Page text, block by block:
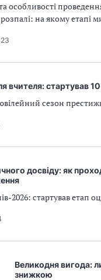
на якому етапі
вчителя: стартував
сезон
досвіду: як
2026: стартував етап
Великодня вигода:
знижкою